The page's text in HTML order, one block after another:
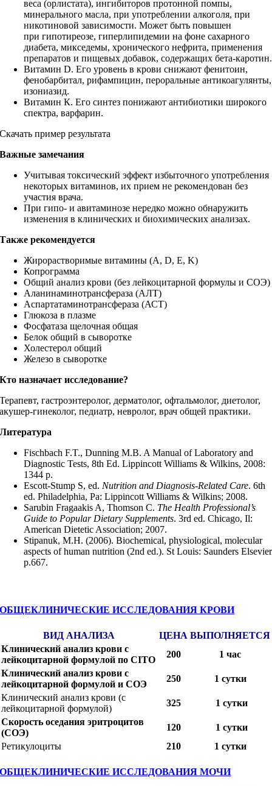
веса (орлистата), ингибиторов протонной помпы,
минерального масла, при употреблении алкоголя, при
никотиновой зависимости. Может быть повышен
при гипотиреозе, гиперлипидемии на фоне сахарного
диабета, микседемы, хронического нефрита, применения
препаратов и пищевых добавок, содержащих бета-каротин.
Витамин D. Его уровень в крови снижают фенитоин,
фенобарбитал, рифампицин, пероральные антикоагулянты,
изониазид.
Витамин К. Его синтез понижают антибиотики широкого
спектра, варфарин.
Скачать пример результата
Важные замечания
Учитывая токсический эффект избыточного употребления
некоторых витаминов, их прием не рекомендован без
участия врача.
При гипо- и авитаминозе нередко можно обнаружить
изменения в клинических и биохимических анализах.
Также рекомендуется
Жирорастворимые витамины (A, D, E, K)
Копрограмма
Общий анализ крови (без лейкоцитарной формулы и СОЭ)
Аланинаминотрансфераза (АЛТ)
Аспартатаминотрансфераза (АСТ)
Глюкоза в плазме
Фосфатаза щелочная общая
Белок общий в сыворотке
Холестерол общий
Железо в сыворотке
Кто назначает исследование?
Терапевт, гастроэнтеролог, дерматолог, офтальмолог, диетолог,
акушер-гинеколог, педиатр, невролог, врач общей практики.
Литература
Fischbach F.T., Dunning M.B. A Manual of Laboratory and
Diagnostic Tests, 8th Ed. Lippincott Williams & Wilkins, 2008:
1344 p.
Escott-Stump S, ed. Nutrition and Diagnosis-Related Care. 6th
ed. Philadelphia, Pa: Lippincott Williams & Wilkins; 2008.
Sarubin Fragaakis A, Thomson C. The Health Professional’s
Guide to Popular Dietary Supplements. 3rd ed. Chicago, Il:
American Dietetic Association; 2007.
Stipanuk, M.H. (2006). Biochemical, physiological, molecular
aspects of human nutrition (2nd ed.). St Louis: Saunders Elsevier
p.667.
ОБЩЕКЛИНИЧЕСКИЕ ИССЛЕДОВАНИЯ КРОВИ
ВИД АНАЛИЗА ЦЕНА ВЫПОЛНЯЕТСЯ
Клинический анализ крови с
лейкоцитарной формулой по CITO
200
1 час
Клинический анализ крови с
лейкоцитарной формулой и СОЭ
250
1 сутки
Клинический анализ крови (с
лейкоцитарной формулой)
325
1 сутки
Скорость оседания эритроцитов
(СОЭ)
120
1 сутки
Ретикулоциты
210 1 сутки
ОБЩЕКЛИНИЧЕСКИЕ ИССЛЕДОВАНИЯ МОЧИ